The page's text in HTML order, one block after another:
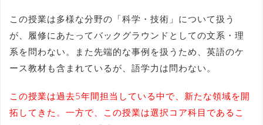
この授業は多様な分野の「科学・技術」について扱う
が、履修にあたってバックグラウンドとしての文系・理
系を問わない。また先端的な事例を扱うため、英語のケ
ース教材も含まれているが、語学力は問わない。
この授業は過去5年間担当している中で、新たな領域を開
拓してきた。一方で、この授業は選択コア科目であるこ